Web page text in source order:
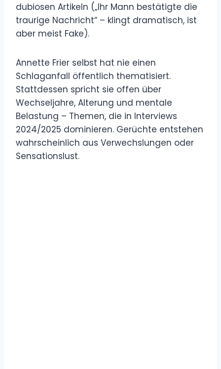
dubiosen Artikeln („Ihr Mann bestätigte die
traurige Nachricht“ – klingt dramatisch, ist
aber meist Fake).
Annette Frier selbst hat nie einen
Schlaganfall öffentlich thematisiert.
Stattdessen spricht sie offen über
Wechseljahre, Alterung und mentale
Belastung – Themen, die in Interviews
2024/2025 dominieren. Gerüchte entstehen
wahrscheinlich aus Verwechslungen oder
Sensationslust.